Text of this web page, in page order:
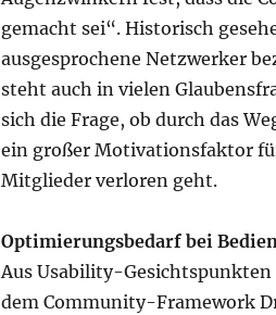
gemacht sei“. Historisch
ausgesprochene Netzwerker
steht auch in vielen
sich die Frage, ob durch das
ein großer Motivationsfaktor
Mitglieder verloren geht.
Optimierungsbedarf bei
Aus Usability-
dem Community-Framework